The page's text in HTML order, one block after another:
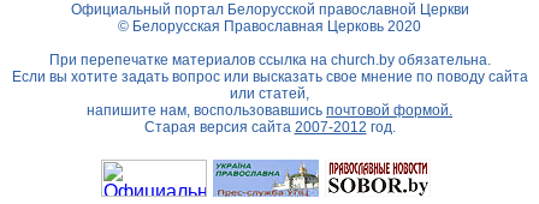
Официальный портал Белорусской православной Церкви
© Белорусская Православная Церковь 2020
При перепечатке материалов ссылка на church.byобязательна.
Если вы хотите задать вопрос или высказать свое мнение по поводу сайта
или статей,
напишите нам, воспользовавшись почтовой формой.
Старая версия сайта 2007-2012 год.